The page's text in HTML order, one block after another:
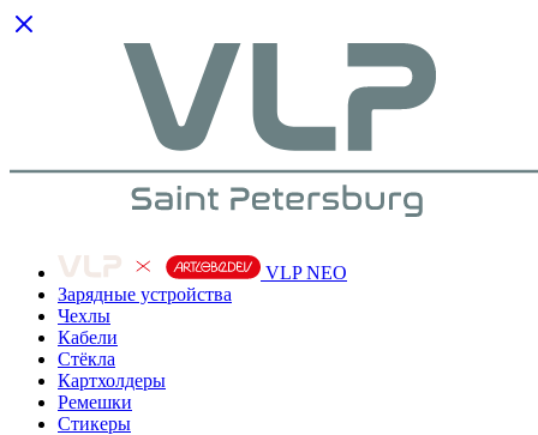
VLP NEO
Зарядные устройства
Чехлы
Кабели
Cтёкла
Картхолдеры
Ремешки
Стикеры